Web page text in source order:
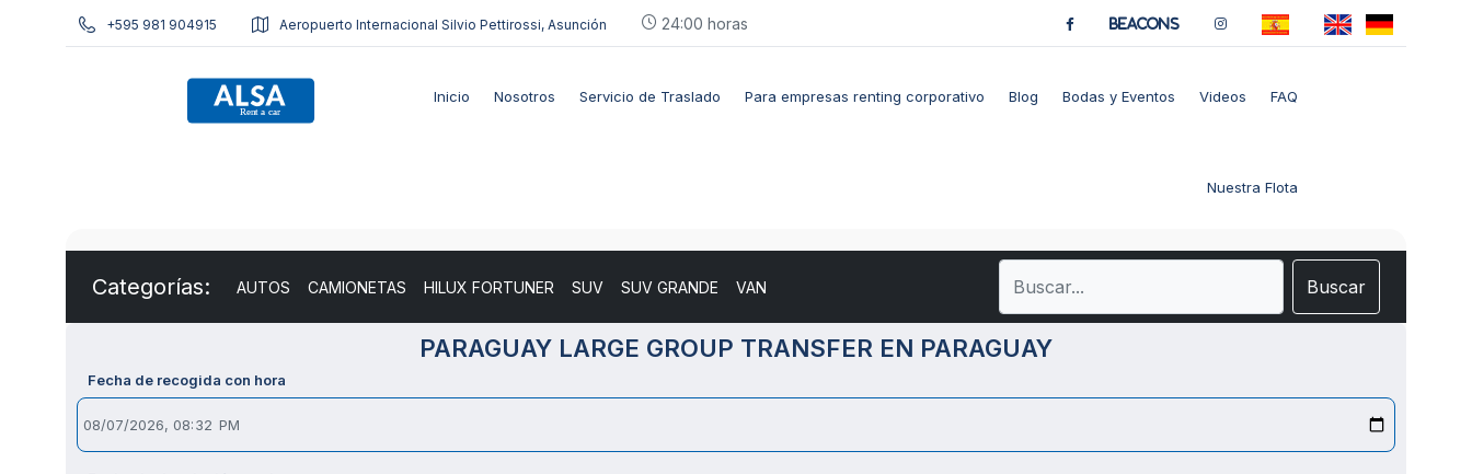
+595 981 904915 Aeropuerto Internacional Silvio Pettirossi, Asunción 24:00 horas BeaCons
Inicio Nosotros Servicio de Traslado Para empresas renting corporativo Blog Bodas y Eventos Videos FAQ
Nuestra Flota
Categorías: AUTOS CAMIONETAS HILUX FORTUNER SUV SUV GRANDE VAN Buscar
PARAGUAY LARGE GROUP TRANSFER EN PARAGUAY
Fecha de recogida con hora